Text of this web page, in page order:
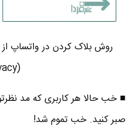
روش بلاک کردن در واتساپ
(Privacy)
■ خب حالا هر کاربری که مد
صبر کنید. خب تموم شد!